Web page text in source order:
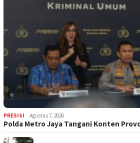
PRESISI Agustus 7, 2026
Polda Metro Jaya Tangani Konten